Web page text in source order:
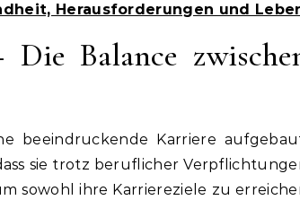
Herausforderungen und
Balance
beeindruckende Karriere
sie trotz beruflicher
sowohl ihre Karriereziele zu